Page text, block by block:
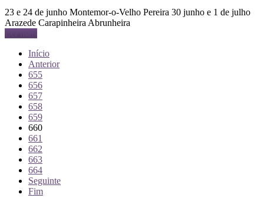
23 e 24 de junho Montemor-o-Velho Pereira 30 junho e 1 de julho
Arazede Carapinheira Abrunheira
Ler mais
Início
Anterior
655
656
657
658
659
660
661
662
663
664
Seguinte
Fim